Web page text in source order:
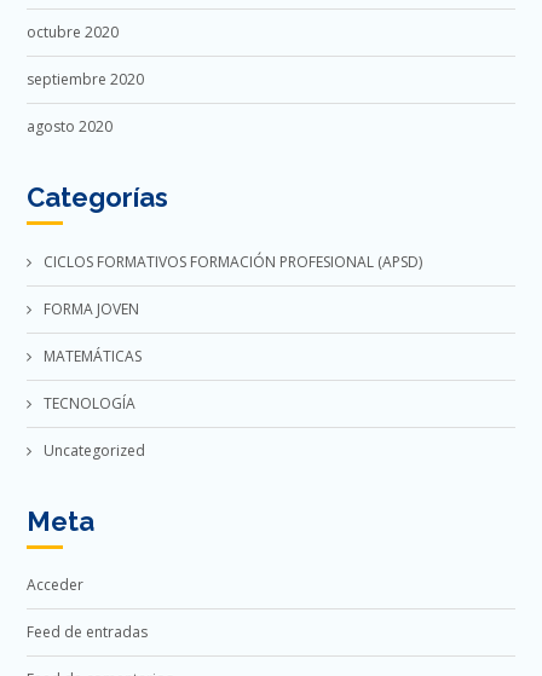
octubre 2020
septiembre 2020
agosto 2020
Categorías
CICLOS FORMATIVOS FORMACIÓN PROFESIONAL (APSD)
FORMA JOVEN
MATEMÁTICAS
TECNOLOGÍA
Uncategorized
Meta
Acceder
Feed de entradas